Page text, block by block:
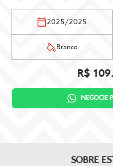
2025/2025
Branco
R$
NEGOCIE
SOBRE